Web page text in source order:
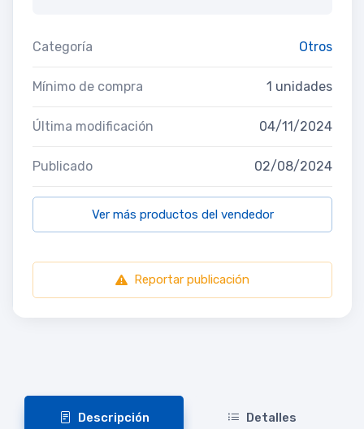
Categoría Otros
Mínimo de compra 1 unidades
Última modificación 04/11/2024
Publicado 02/08/2024
Ver más productos del vendedor
Reportar publicación
Descripción Detalles